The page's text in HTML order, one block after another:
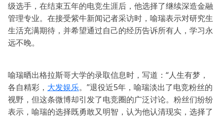
级选手，在结束五年的电竞生涯后，他选择了继续深造金融
管理专业。在接受紫牛新闻记者采访时，喻瑞表示对研究生
生活充满期待，并希望通过自己的经历告诉所有人，学习永
远不晚。
喻瑞晒出格拉斯哥大学的录取信息时，写道：“人生有梦，
各自精彩， 大发娱乐。”退役近5年，喻瑞淡出了电竞粉丝的
视野，但这条微博却引发了电竞圈的广泛讨论。粉丝们纷纷
表示，喻瑞的选择既勇敢又明智，认为他认清现实，选择了